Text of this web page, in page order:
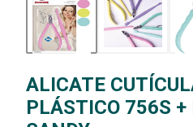
ALICATE
PLÁSTICO 756S +